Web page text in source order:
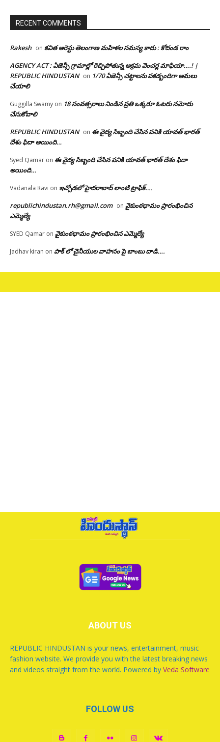
RECENT COMMENTS
Rakesh on కవిత అరెస్టు తెలంగాణ మహిళల సమస్య కాదు : కోదండ రాం
AGENCY ACT : ఏజెన్సీ గ్రామాల్లో రెచ్చిపోతున్న అక్రమ వెంచర్ల మాఫియా….! |
REPUBLIC HINDUSTAN on 1/70 ఏజెన్సీ చట్టాలను పకడ్బందిగా అమలు
చేయాలి
Guggilla Swamy on 18 సంవత్సరాలు నిండిన ప్రతి ఒక్కరూ ఓటరు నమోదు
చేసుకోవాలి
REPUBLIC HINDUSTAN on ఈ వైద్య సిబ్బంది చేసిన పనికి యావత్ భారత్
దేశం ఫిదా అయింది…
Syed Qamar on ఈ వైద్య సిబ్బంది చేసిన పనికి యావత్ భారత్ దేశం ఫిదా
అయింది…
Vadanala Ravi on ఇచ్చోడలో హైదరాబాద్ లాంటి ట్రాఫిక్….
republichindustan.rh@gmail.com on వైకుంఠధామం ప్రారంభించిన
ఎమ్మెల్యే
SYED Qamar on వైకుంఠధామం ప్రారంభించిన ఎమ్మెల్యే
Jadhav kiran on పాక్ లో చైనీయుల వాహనం పై బాంబు దాడి….
ABOUT US
REPUBLIC HINDUSTAN is your news, entertainment, music
fashion website. We provide you with the latest breaking news
and videos straight from the world. Powered by Veda Software
FOLLOW US